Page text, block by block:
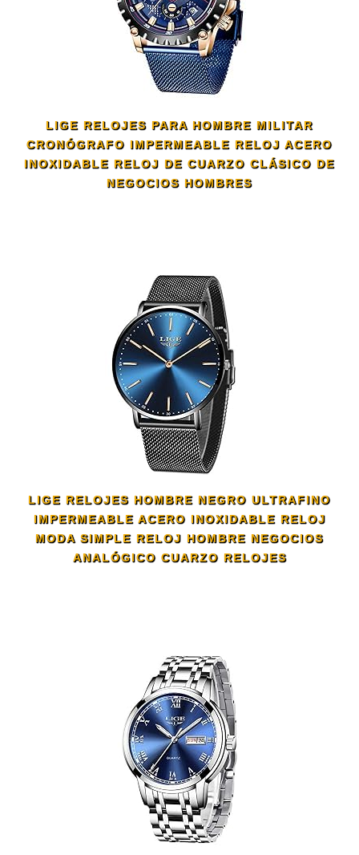
LIGE RELOJES PARA HOMBRE MILITAR
CRONÓGRAFO IMPERMEABLE RELOJ ACERO
INOXIDABLE RELOJ DE CUARZO CLÁSICO DE
NEGOCIOS HOMBRES
LIGE RELOJES HOMBRE NEGRO ULTRAFINO
IMPERMEABLE ACERO INOXIDABLE RELOJ
MODA SIMPLE RELOJ HOMBRE NEGOCIOS
ANALÓGICO CUARZO RELOJES